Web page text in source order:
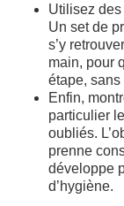
Utilisez
Un set de
s’y
main, pour
étape, sans
Enfin,
particulier
oubliés.
prenne
développe
d’hygiène.